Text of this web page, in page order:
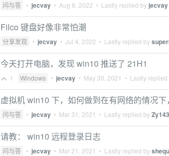
问与答 • jecvay • Aug 6, 2022 • Lastly replied by jecvay
Filco 键盘好像非常怕潮
分享发现 • jecvay • Jul 4, 2022 • Lastly replied by
今天打开电脑，发现 win10 推送了 21H1
1 Windows • jecvay • May 30, 2021 • Lastly replied
虚拟机 win10 下，如何做到在有网络的情况
问与答 • jecvay • Mar 31, 2021 • Lastly replied by
请教： win10 远程登录日志
问与答 • jecvay • Mar 21, 2021 • Lastly replied by